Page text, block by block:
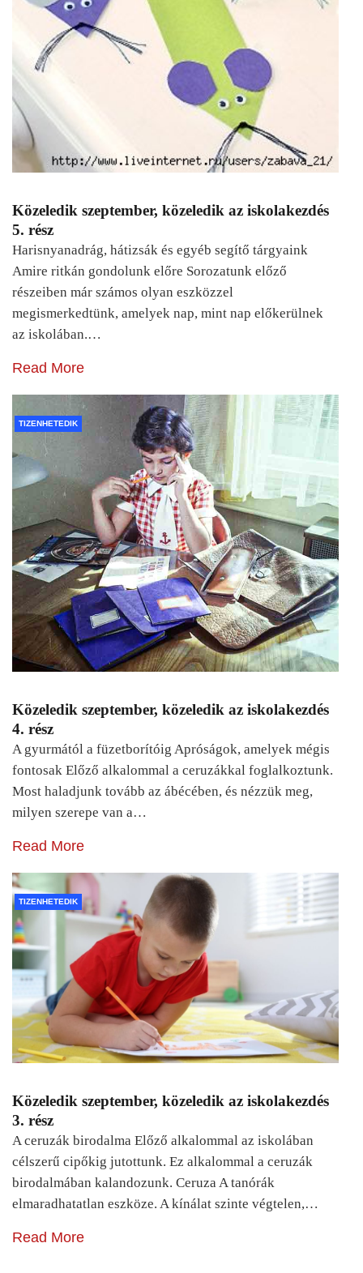
Közeledik szeptember, közeledik az iskolakezdés
5. rész
Harisnyanadrág, hátizsák és egyéb segítő tárgyaink
Amire ritkán gondolunk előre Sorozatunk előző
részeiben már számos olyan eszközzel
megismerkedtünk, amelyek nap, mint nap előkerülnek
az iskolában.…
Read More
TIZENHETEDIK
Közeledik szeptember, közeledik az iskolakezdés
4. rész
A gyurmától a füzetborítóig Apróságok, amelyek mégis
fontosak Előző alkalommal a ceruzákkal foglalkoztunk.
Most haladjunk tovább az ábécében, és nézzük meg,
milyen szerepe van a…
Read More
TIZENHETEDIK
Közeledik szeptember, közeledik az iskolakezdés
3. rész
A ceruzák birodalma Előző alkalommal az iskolában
célszerű cipőkig jutottunk. Ez alkalommal a ceruzák
birodalmában kalandozunk. Ceruza A tanórák
elmaradhatatlan eszköze. A kínálat szinte végtelen,…
Read More